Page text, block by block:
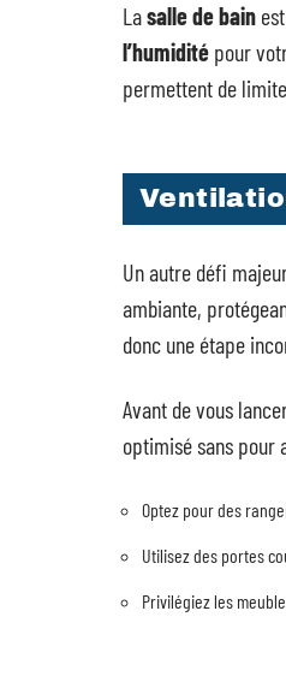
Lasalle de bain
l’humidité pour
permettent de
Un autre défi
ambiante,
donc une étape
Avant de vous
optimisé sans pour
Optez pour des
Utilisez des portes
Privilégiez les